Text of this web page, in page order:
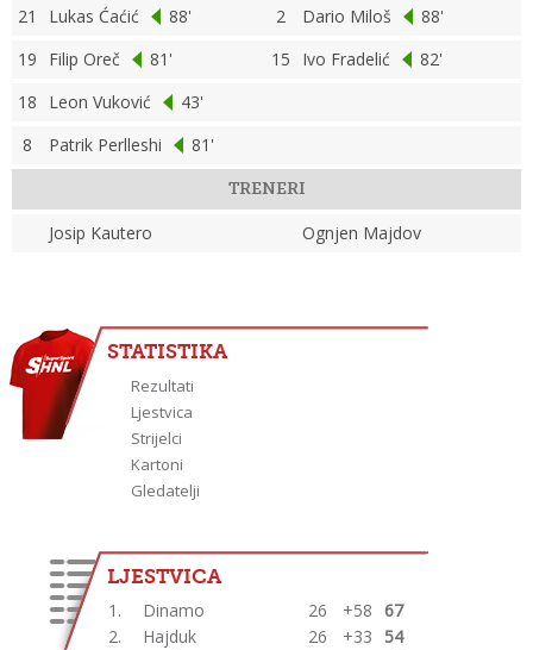
21
Lukas Ćaćić 88' 2 Dario Miloš
88'
19
Filip Oreč 81' 15 Ivo Fradelić
82'
18
Leon Vuković
43'
8
Patrik Perlleshi 81'
TRENERI
Josip Kautero Ognjen Majdov
STATISTIKA
Rezultati
Ljestvica
Strijelci
Kartoni
Gledatelji
LJESTVICA
1. Dinamo 26 +58
67
2.
Hajduk 26 +33 54